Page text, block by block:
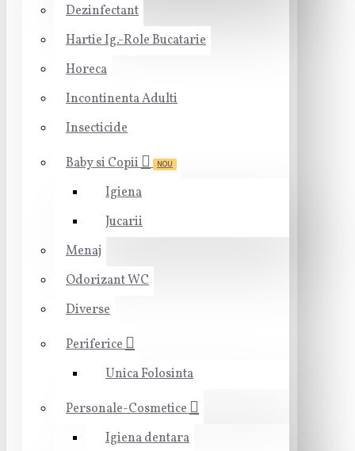
Dezinfectant
Hartie Ig.-Role Bucatarie
Horeca
Incontinenta Adulti
Insecticide
Baby si Copii
NOU
Igiena
Jucarii
Menaj
Odorizant WC
Diverse
Periferice
Unica Folosinta
Personale-Cosmetice
Igiena dentara